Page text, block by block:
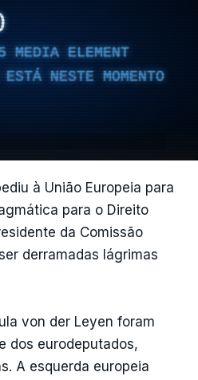
MEDIA ELEMENT
NESTE MOMENTO
à União Europeia para
para o Direito
da Comissão
derramadas lágrimas
von der Leyen foram
dos eurodeputados,
A esquerda europeia